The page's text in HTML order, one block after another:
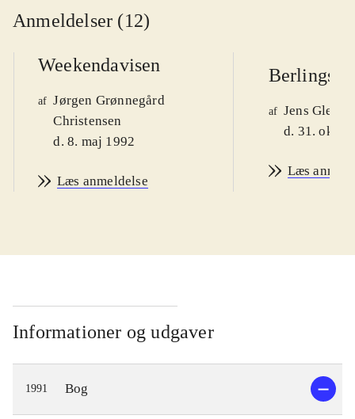
Anmeldelser (12)
Weekendavisen
af Jørgen Grønnegård
Christensen
d. 8. maj 1992
Læs anmeldelse
af Jens
d. 31. okt.
Læs
Informationer og udgaver
1991 Bog